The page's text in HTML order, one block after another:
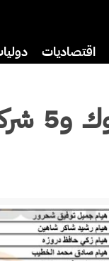
اقتصاديات
لمن